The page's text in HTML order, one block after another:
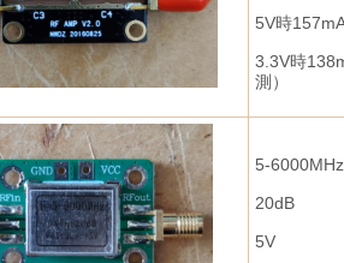
5V時
3.3V時
測）
5-6000MHz
20dB
5V